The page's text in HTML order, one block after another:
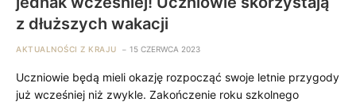
z dłuższych wakacji
AKTUALNOŚCI Z KRAJU 15 CZERWCA 2023
Uczniowie będą mieli okazję rozpocząć swoje letnie przygody
już wcześniej niż zwykle. Zakończenie roku szkolnego